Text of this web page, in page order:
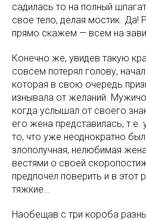
садилась то на полный
свое тело, делая мостик. Да!
прямо скажем — всем на
Конечно же, увидев такую
совсем потерял голову,
которая в свою очередь
изнывала от желаний.
когда услышал от своего
его жена представилась,
то, что уже неоднократно
злополучная, нелюбимая
вестями о своей
предпочел поверить и в этот
тяжкие…
Наобещав с три короба